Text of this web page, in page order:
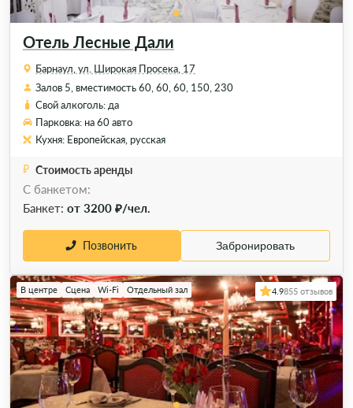
Отель Лесные Дали
Барнаул, ул. Широкая Просека, 17
Залов 5, вместимость 60, 60, 60, 150, 230
Свой алкоголь: да
Парковка: на 60 авто
Кухня: Европейская, русская
Стоимость аренды
С банкетом:
Банкет: от 3200 ₽/чел.
Позвонить Забронировать
В центре Сцена Wi-Fi Отдельный зал 4.9855 отзывов